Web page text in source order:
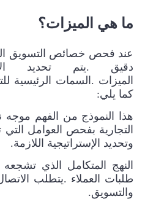
ما هي الميزات؟
عند فحص خصائص التسويق
دقيق .يتم تحديد
الميزات . السمات الرئيسية
كما يلي:
هذا النموذج من الفهم موجه
التجارية بفحص العوامل
وتحديد الإستراتيجية اللازمة.
النهج المتكامل الذي
طلبات العملاء .يتطلب
والتسويق.